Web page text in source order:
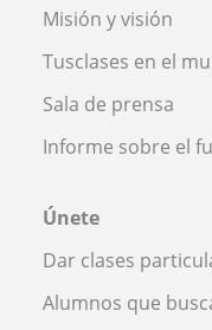
Misión y visión
Tusclases en el
Sala de prensa
Informe sobre el
Únete
Dar clases
Alumnos que